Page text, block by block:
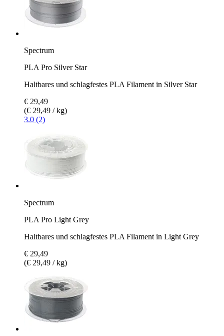
Spectrum
PLA Pro Silver Star
Haltbares und schlagfestes PLA Filament in Silver Star
€ 29,49
(€ 29,49 / kg)
3.0 (2)
Spectrum
PLA Pro Light Grey
Haltbares und schlagfestes PLA Filament in Light Grey
€ 29,49
(€ 29,49 / kg)